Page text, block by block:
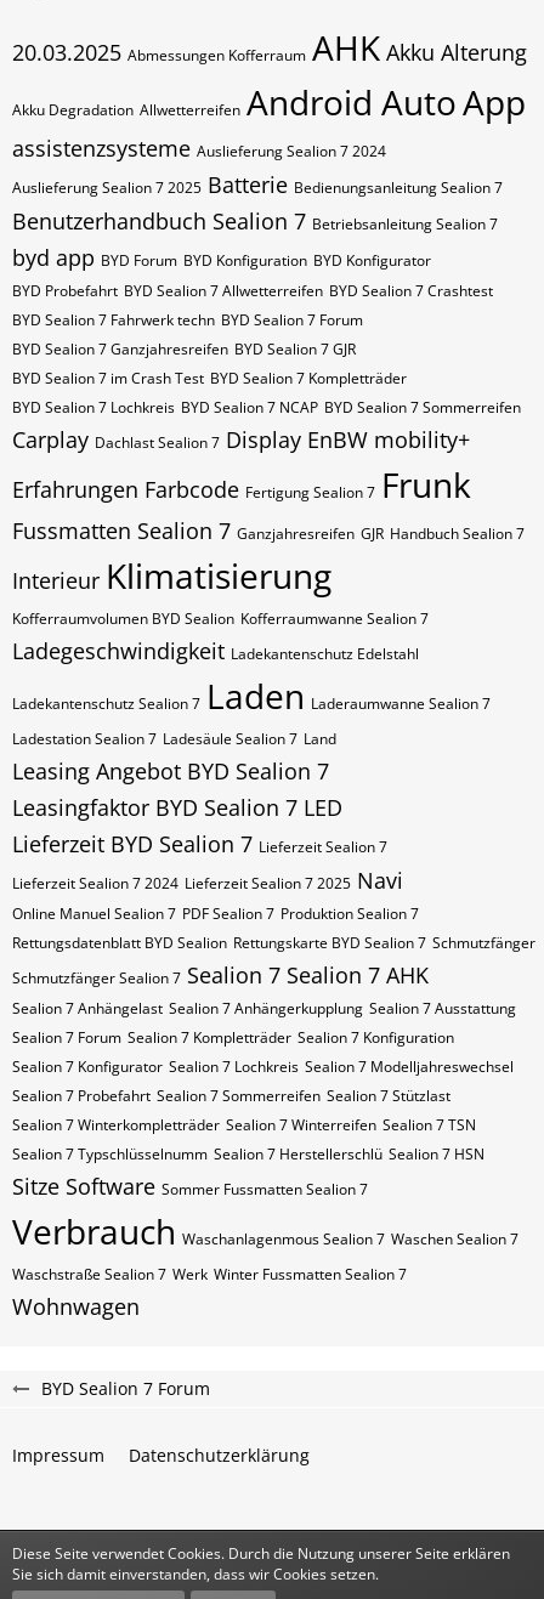
20.03.2025 Abmessungen Kofferraum AHK Akku Alterung
Akku Degradation Allwetterreifen Android AutoApp
assistenzsysteme Auslieferung Sealion 7 2024
Auslieferung Sealion 7 2025 Batterie Bedienungsanleitung Sealion 7
Benutzerhandbuch Sealion 7 Betriebsanleitung Sealion 7
byd app BYD Forum BYD Konfiguration BYD Konfigurator
BYD Probefahrt BYD Sealion 7 Allwetterreifen BYD Sealion 7 Crashtest
BYD Sealion 7 Fahrwerk techn BYD Sealion 7 Forum
BYD Sealion 7 Ganzjahresreifen BYD Sealion 7 GJR
BYD Sealion 7 im Crash Test BYD Sealion 7 Kompletträder
BYD Sealion 7 Lochkreis BYD Sealion 7 NCAP BYD Sealion 7 Sommerreifen
Carplay Dachlast Sealion 7 Display EnBW mobility+
Erfahrungen Farbcode Fertigung Sealion 7 Frunk
Fussmatten Sealion 7 Ganzjahresreifen GJR Handbuch Sealion 7
Interieur Klimatisierung
Kofferraumvolumen BYD Sealion Kofferraumwanne Sealion 7
Ladegeschwindigkeit Ladekantenschutz Edelstahl
Ladekantenschutz Sealion 7 Laden Laderaumwanne Sealion 7
Ladestation Sealion 7 Ladesäule Sealion 7 Land
Leasing Angebot BYD Sealion 7
Leasingfaktor BYD Sealion 7 LED
Lieferzeit BYD Sealion 7 Lieferzeit Sealion 7
Lieferzeit Sealion 7 2024 Lieferzeit Sealion 7 2025 Navi
Online Manuel Sealion 7 PDF Sealion 7 Produktion Sealion 7
Rettungsdatenblatt BYD Sealion Rettungskarte BYD Sealion 7 Schmutzfänger
Schmutzfänger Sealion 7 Sealion 7 Sealion 7 AHK
Sealion 7 Anhängelast Sealion 7 Anhängerkupplung Sealion 7 Ausstattung
Sealion 7 Forum Sealion 7 Kompletträder Sealion 7 Konfiguration
Sealion 7 Konfigurator Sealion 7 Lochkreis Sealion 7 Modelljahreswechsel
Sealion 7 Probefahrt Sealion 7 Sommerreifen Sealion 7 Stützlast
Sealion 7 Winterkompletträder Sealion 7 Winterreifen Sealion 7​​​​ TSN
Sealion 7​​​​ Typschlüsselnumm Sealion 7​​​​​ Herstellerschlü Sealion 7​​​​​ HSN
Sitze Software Sommer Fussmatten Sealion 7
Verbrauch Waschanlagenmous Sealion 7 Waschen Sealion 7
Waschstraße Sealion 7 Werk Winter Fussmatten Sealion 7
Wohnwagen
BYD Sealion 7 Forum
Impressum Datenschutzerklärung
Community-Software:WoltLab Suite™
Diese Seite verwendet Cookies. Durch die Nutzung unserer Seite erklären
Sie sich damit einverstanden, dass wir Cookies setzen.